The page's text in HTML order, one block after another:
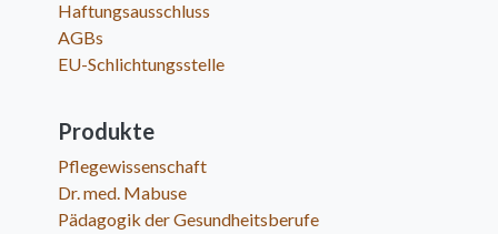
Haftungsausschluss
AGBs
EU-Schlichtungsstelle
Produkte
Pflegewissenschaft
Dr. med. Mabuse
Pädagogik der Gesundheitsberufe